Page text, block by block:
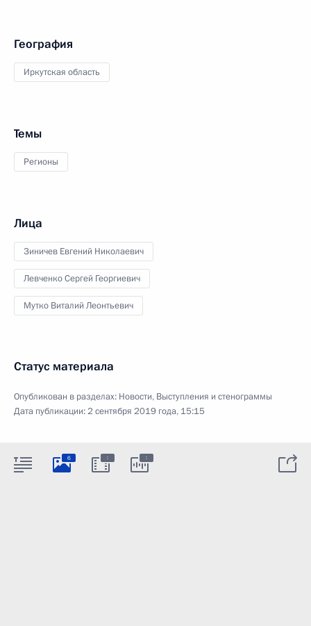
География
Иркутская область
Темы
Регионы
Лица
Зиничев Евгений Николаевич
Левченко Сергей Георгиевич
Мутко Виталий Леонтьевич
Статус материала
Опубликован в разделах: Новости, Выступления и стенограммы
Дата публикации:2 сентября 2019 года, 15:15
6 : :